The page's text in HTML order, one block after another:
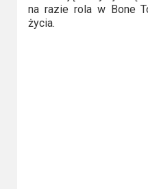
na razie rola w Bone
życia.